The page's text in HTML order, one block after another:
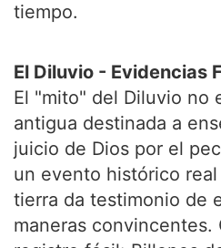
tiempo.
El Diluvio - Evidencias
El "mito" del Diluvio no
antigua destinada a
juicio de Dios por el
un evento histórico
tierra da testimonio de
maneras convincentes.